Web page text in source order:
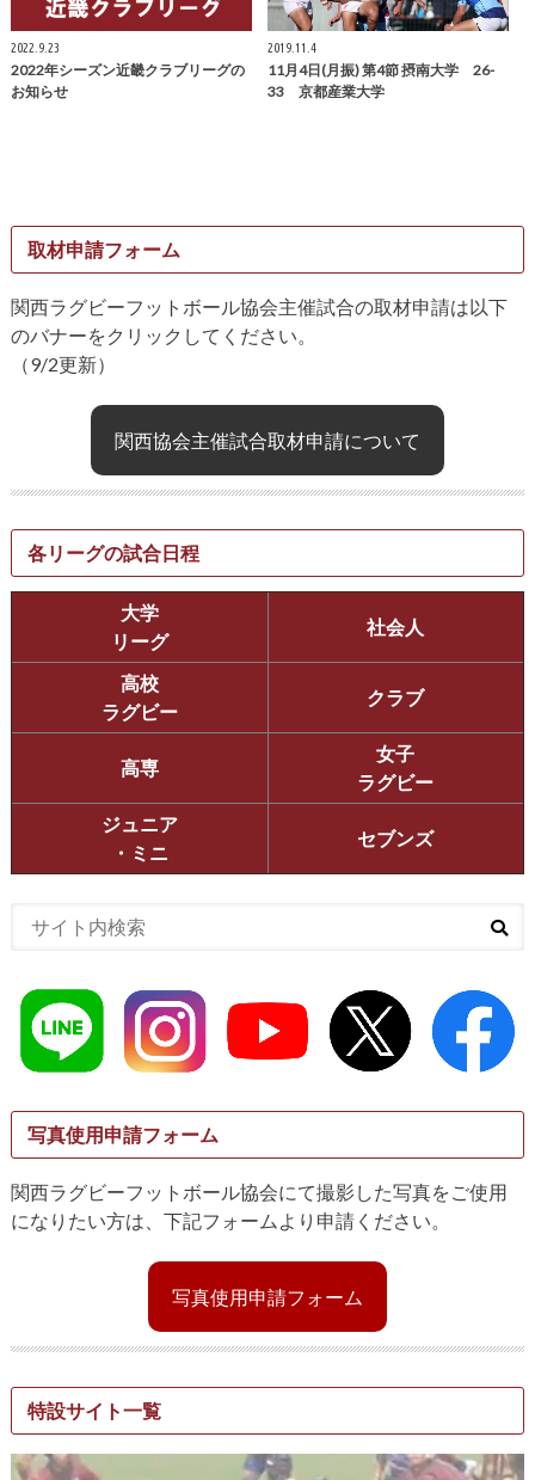
2022.9.23
2022年シーズン近畿クラブリーグの
お知らせ
2019.11.4
11月4日(月振) 第4節 摂南大学 26-
33 京都産業大学
取材申請フォーム
関西ラグビーフットボール協会主催試合の取材申請は以下
のバナーをクリックしてください。
（9/2更新）
関西協会主催試合取材申請について
各リーグの試合日程
大学
リーグ
社会人
高校
ラグビー
クラブ
高専
女子
ラグビー
ジュニア
・ミニ
セブンズ
写真使用申請フォーム
関西ラグビーフットボール協会にて撮影した写真をご使用
になりたい方は、下記フォームより申請ください。
写真使用申請フォーム
特設サイト一覧